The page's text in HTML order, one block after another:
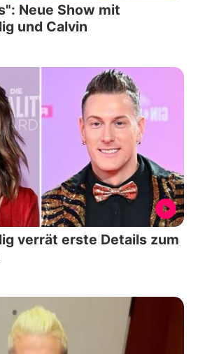
Neue Show mit
und Calvin
verrät erste Details zum